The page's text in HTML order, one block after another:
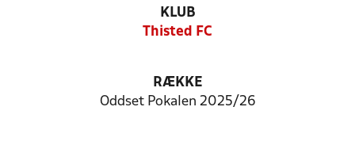
KLUB
Thisted FC
RÆKKE
Oddset Pokalen 2025/26